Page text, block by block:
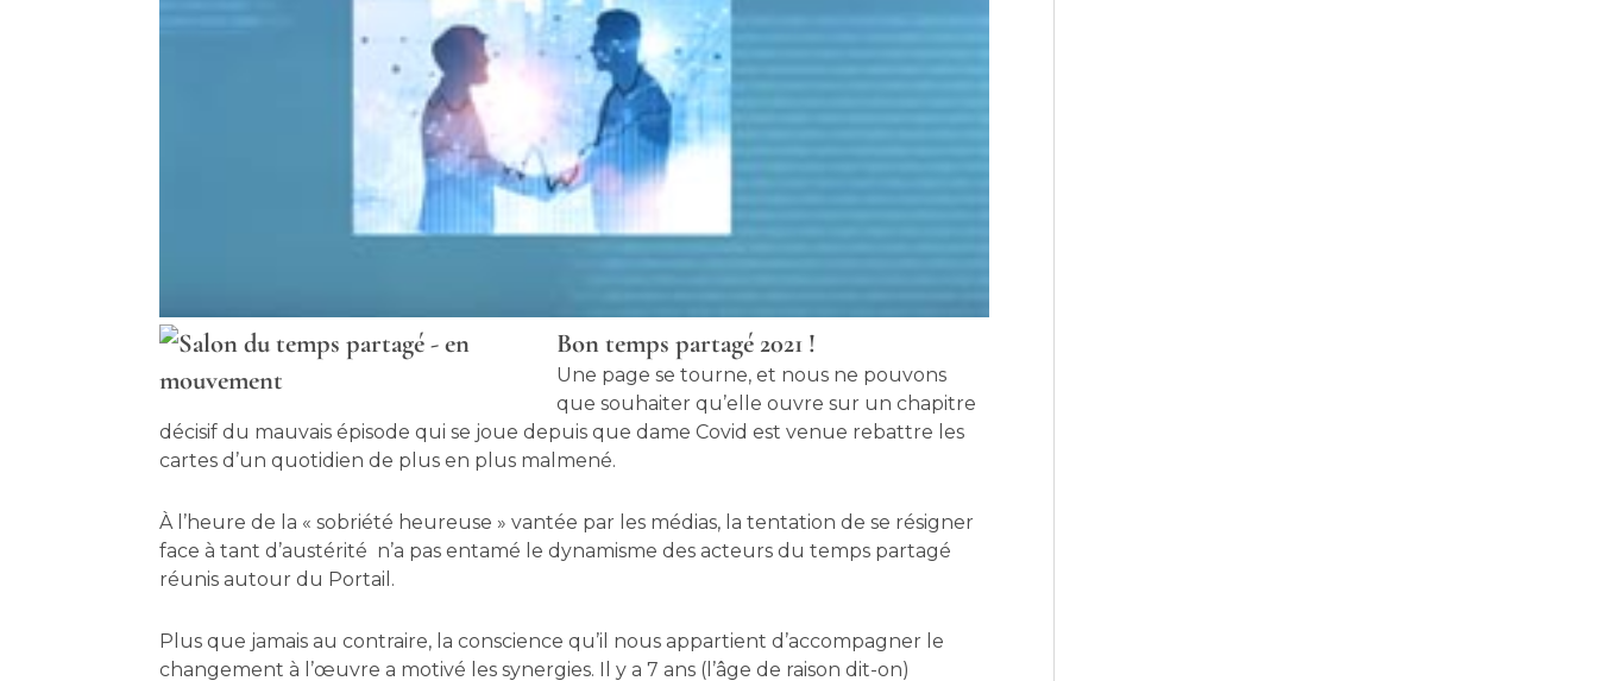
Bon temps partagé 2021 !
Une page se tourne, et nous ne pouvons
que souhaiter qu’elle ouvre sur un chapitre
décisif du mauvais épisode qui se joue depuis que dame Covid est venue rebattre les
cartes d’un quotidien de plus en plus malmené.
À l’heure de la « sobriété heureuse » vantée par les médias, la tentation de se résigner
face à tant d’austérité n’a pas entamé le dynamisme des acteurs du temps partagé
réunis autour du Portail.
Plus que jamais au contraire, la conscience qu’il nous appartient d’accompagner le
changement à l’œuvre a motivé les synergies. Il y a 7 ans (l’âge de raison dit-on)